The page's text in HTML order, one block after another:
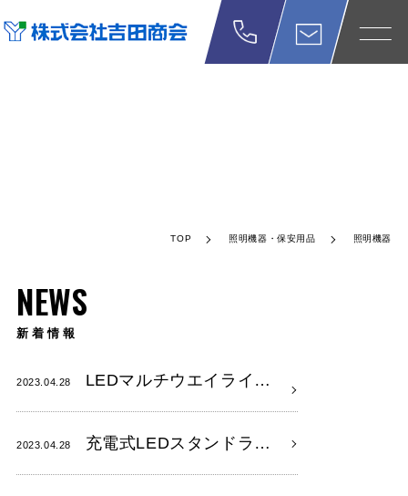
TOP 照明機器・保安用品 照明機器
NEWS
新着情報
2023.04.28 LEDマルチウエイライ…
2023.04.28 充電式LEDスタンドラ…